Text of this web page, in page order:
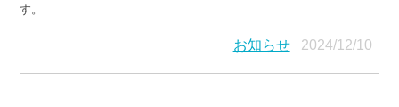
す。
お知らせ2024/12/10